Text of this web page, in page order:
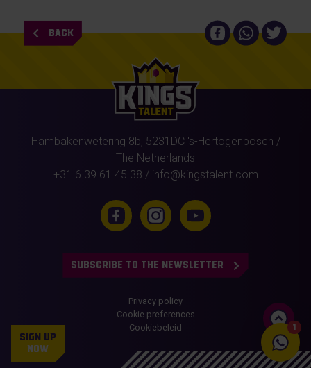
BACK
Hambakenwetering 8b, 5231DC 's-Hertogenbosch /
The Netherlands
+31 6 39 61 45 38 / info@kingstalent.com
SUBSCRIBE TO THE NEWSLETTER
Privacy policy
Cookie preferences
Cookiebeleid
SIGN UP
NOW
1